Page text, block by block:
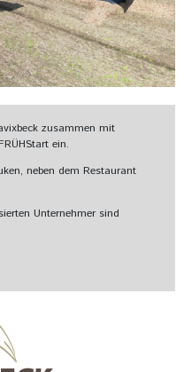
zusammen mit
ein.
neben dem Restaurant
Unternehmer sind